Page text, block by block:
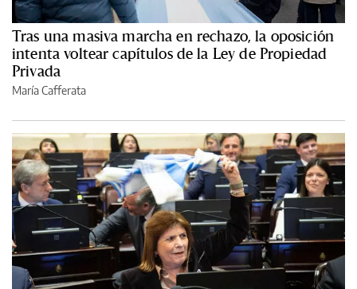
Tras una masiva marcha en rechazo, la oposición
intenta voltear capítulos de la Ley de Propiedad
Privada
María Cafferata